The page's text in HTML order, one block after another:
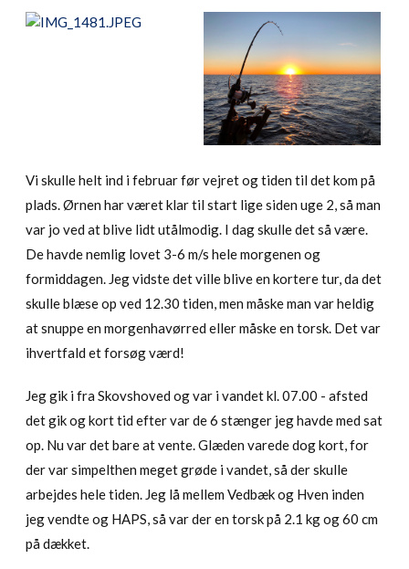
Vi skulle helt ind i februar før vejret og tiden til det kom på
plads. Ørnen har været klar til start lige siden uge 2, så man
var jo ved at blive lidt utålmodig. I dag skulle det så være.
De havde nemlig lovet 3-6 m/s hele morgenen og
formiddagen. Jeg vidste det ville blive en kortere tur, da det
skulle blæse op ved 12.30 tiden, men måske man var heldig
at snuppe en morgenhavørred eller måske en torsk. Det var
ihvertfald et forsøg værd!
Jeg gik i fra Skovshoved og var i vandet kl. 07.00 - afsted
det gik og kort tid efter var de 6 stænger jeg havde med sat
op. Nu var det bare at vente. Glæden varede dog kort, for
der var simpelthen meget grøde i vandet, så der skulle
arbejdes hele tiden. Jeg lå mellem Vedbæk og Hven inden
jeg vendte og HAPS, så var der en torsk på 2.1 kg og 60 cm
på dækket.